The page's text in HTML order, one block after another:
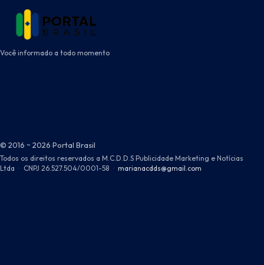
Você informado a todo momento
© 2016 ~ 2026 Portal Brasil
Todos os direitos reservados a M.C.D.D.S Publicidade Marketing e Notícias
Ltda · CNPJ 26.527.504/0001-58 · marianacdds@gmail.com